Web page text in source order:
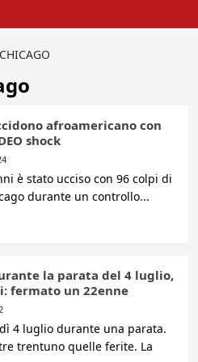
afroamericano con
shock
è stato ucciso con 96 colpi di
durante un controllo...
la parata del 4 luglio,
fermato un 22enne
4 luglio durante una parata.
trentuno quelle ferite. La